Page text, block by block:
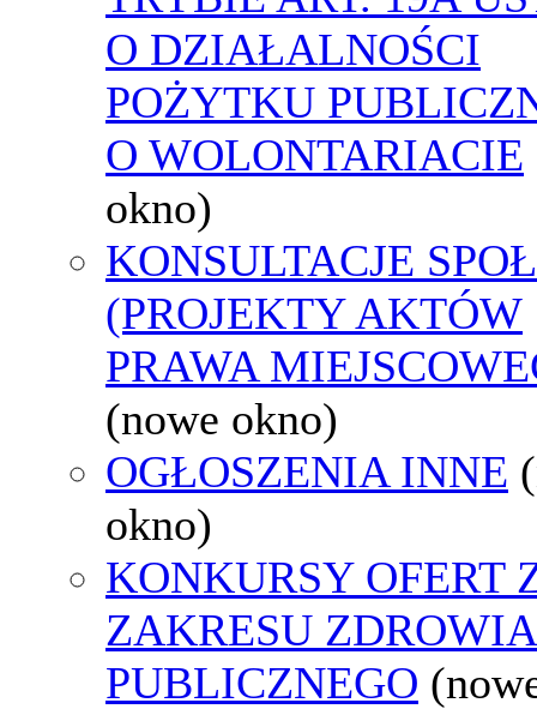
O DZIAŁALNOŚCI
POŻYTKU
O WOLONTARIACIE
okno)
KONSULTACJE
(PROJEKTY AKTÓW
PRAWA
(nowe okno)
OGŁOSZENIA INNE
okno)
KONKURSY OFERT
ZAKRESU ZDROWIA
PUBLICZNEGO